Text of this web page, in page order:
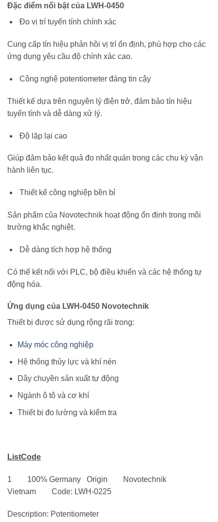
Đặc điểm nổi bật của LWH-0450
Đo vị trí tuyến tính chính xác
Cung cấp tín hiệu phản hồi vị trí ổn định, phù hợp cho các
ứng dụng yêu cầu độ chính xác cao.
Công nghệ potentiometer đáng tin cậy
Thiết kế dựa trên nguyên lý điện trở, đảm bảo tín hiệu
tuyến tính và dễ dàng xử lý.
Độ lặp lại cao
Giúp đảm bảo kết quả đo nhất quán trong các chu kỳ vận
hành liên tục.
Thiết kế công nghiệp bền bỉ
Sản phẩm của Novotechnik hoạt động ổn định trong môi
trường khắc nghiệt.
Dễ dàng tích hợp hệ thống
Có thể kết nối với PLC, bộ điều khiển và các hệ thống tự
động hóa.
Ứng dụng của LWH-0450 Novotechnik
Thiết bị được sử dụng rộng rãi trong:
Máy móc công nghiệp
Hệ thống thủy lực và khí nén
Dây chuyền sản xuất tự động
Ngành ô tô và cơ khí
Thiết bị đo lường và kiểm tra
ListCode
1 100% Germany Origin Novotechnik
Vietnam Code: LWH-0225
Description: Potentiometer